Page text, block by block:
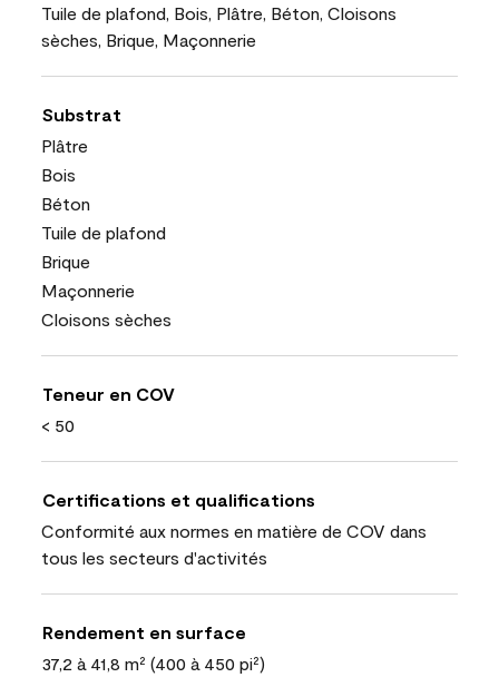
Tuile de plafond, Bois, Plâtre, Béton, Cloisons
sèches, Brique, Maçonnerie
Substrat
Plâtre
Bois
Béton
Tuile de plafond
Brique
Maçonnerie
Cloisons sèches
Teneur en COV
< 50
Certifications et qualifications
Conformité aux normes en matière de COV dans
tous les secteurs d'activités
Rendement en surface
37,2 à 41,8 m² (400 à 450 pi²)